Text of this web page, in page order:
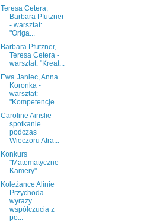
Teresa Cetera,
Barbara Pfutzner
- warsztat:
"Origa...
Barbara Pfutzner,
Teresa Cetera -
warsztat: "Kreat...
Ewa Janiec, Anna
Koronka -
warsztat:
"Kompetencje ...
Caroline Ainslie -
spotkanie
podczas
Wieczoru Atra...
Konkurs
"Matematyczne
Kamery"
Koleżance Alinie
Przychoda
wyrazy
współczucia z
po...